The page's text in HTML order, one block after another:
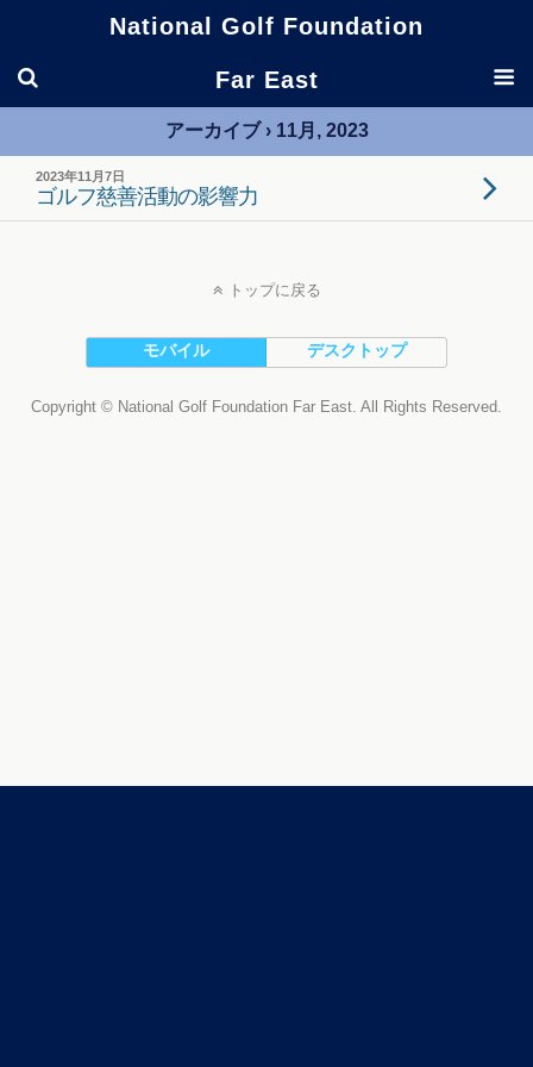
National Golf Foundation
Far East
アーカイブ › 11月, 2023
2023年11月7日
ゴルフ慈善活動の影響力
トップに戻る
モバイル デスクトップ
Copyright © National Golf Foundation Far East. All Rights Reserved.